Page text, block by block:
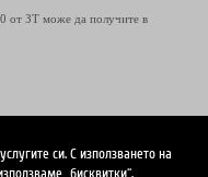
от ЗТ може да получите в
си. С използването на